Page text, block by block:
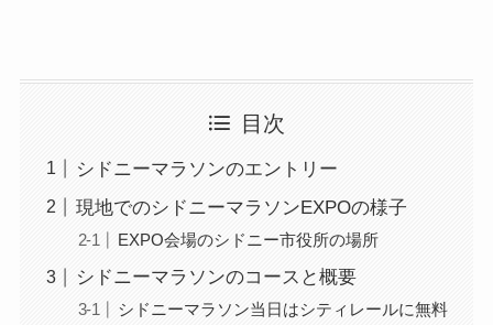
目次
シドニーマラソンのエントリー
現地でのシドニーマラソンEXPOの様子
EXPO会場のシドニー市役所の場所
シドニーマラソンのコースと概要
シドニーマラソン当日はシティレールに無料